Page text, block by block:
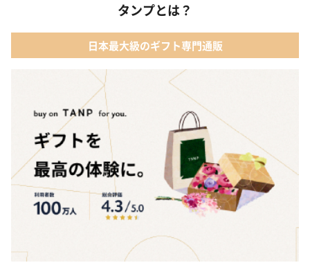
04 ベビー・キッズファッション
06 タオル
02 【名入れギフト】音いっぱい積み木｜エド・インター
03 ママズケア セレクトボックス｜モディッシュ
04 フレイバーおむつケーキ｜AIRIM baby（アイリムベビー）
05 Chouette フード付きバスタオル&ハンカチセット｜コンテッ
タンプとは？
日本最大級のギフト専門通販